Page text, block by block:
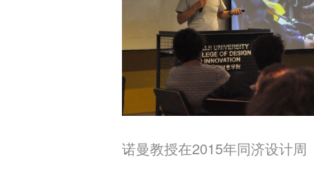
诺曼教授在2015年同济设计周